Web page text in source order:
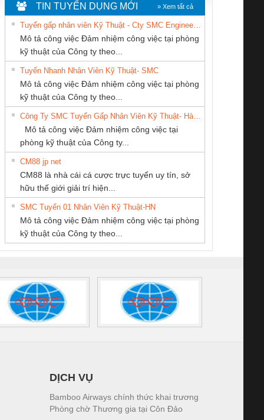
An Toàn
Contact
– PSR-
SCP-
FSP/2X1/1X2
sát chuỗi
tấm pin
16I+
(2502520000)
Bộ giám sát chuỗi
tấm pin
TRANSCLINIC 16I+
1K5 L (2433950000)
Bộ giám sát dòng
TRANSCLINIC 16I+
(2008130000)
Bộ chỉnh lưu nguồn
điện TRANSCLINIC
BKE 1K5.4
(7791400879)2. Giá
Nẹp nhôm chống
trơn Đà Nẵng
TNHH TM QC
Miền
CÔNG TY TNHH
KỸ THUẬT KTECH
VIỆT NAM
CÔNG TY TNHH
NGHIỆP NIHON
SETSUBI VIỆT
NAM
TY CỔ
TỰ ĐỘNG
HƯNG
MEKONG MARINE
SUPPLY
PHẦN DÂY VÀ
TIN TUYỂN DỤNG MỚI » Xem tất cả
Mô tả công việc Đảm nhiệm công việc tại phòng
kỹ thuật của Công ty theo...
Tuyển Nhanh Nhân Viên Kỹ Thuật- SMC
Mô tả công việc Đảm nhiệm công việc tại phòng
kỹ thuật của Công ty theo...
Mô tả công việc Đảm nhiệm công việc tại
phòng kỹ thuật của Công ty...
CM88 jp net
CM88 là nhà cái cá cược trực tuyến uy tín, sở
hữu thế giới giải trí hiện...
SMC Tuyển 01 Nhân Viên Kỹ Thuật-HN
Mô tả công việc Đảm nhiệm công việc tại phòng
kỹ thuật của Công ty theo...
DỊCH VỤ
Bamboo Airways chính thức khai trương
Phòng chờ Thương gia tại Côn Đảo